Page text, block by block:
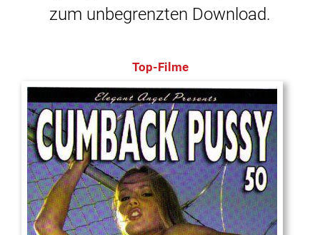
zum unbegrenzten Download.
Top-Filme